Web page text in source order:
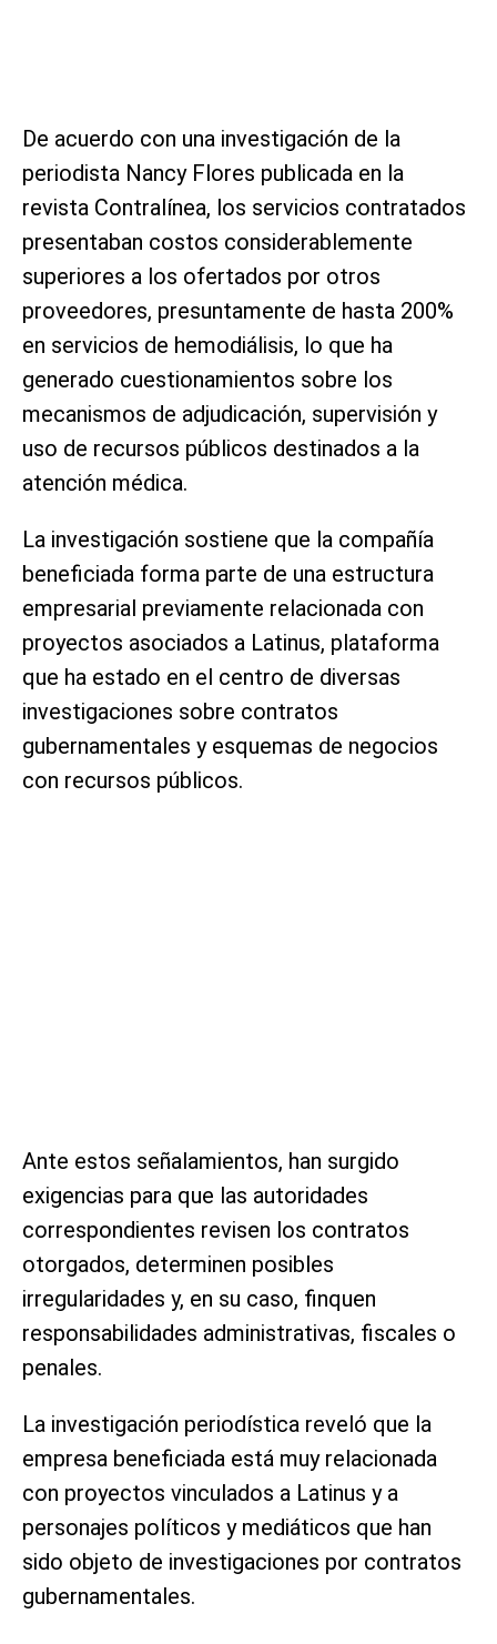
De acuerdo con una investigación de la
periodista Nancy Flores publicada en la
revista Contralínea, los servicios contratados
presentaban costos considerablemente
superiores a los ofertados por otros
proveedores, presuntamente de hasta 200%
en servicios de hemodiálisis, lo que ha
generado cuestionamientos sobre los
mecanismos de adjudicación, supervisión y
uso de recursos públicos destinados a la
atención médica.
La investigación sostiene que la compañía
beneficiada forma parte de una estructura
empresarial previamente relacionada con
proyectos asociados a Latinus, plataforma
que ha estado en el centro de diversas
investigaciones sobre contratos
gubernamentales y esquemas de negocios
con recursos públicos.
Ante estos señalamientos, han surgido
exigencias para que las autoridades
correspondientes revisen los contratos
otorgados, determinen posibles
irregularidades y, en su caso, finquen
responsabilidades administrativas, fiscales o
penales.
La investigación periodística reveló que la
empresa beneficiada está muy relacionada
con proyectos vinculados a Latinus y a
personajes políticos y mediáticos que han
sido objeto de investigaciones por contratos
gubernamentales.